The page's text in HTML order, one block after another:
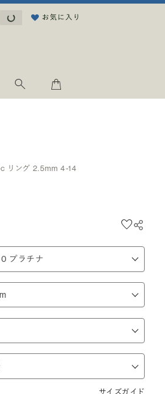
読み込み中...お気に入り
リング 2.5mm 4-14
サイズガイド